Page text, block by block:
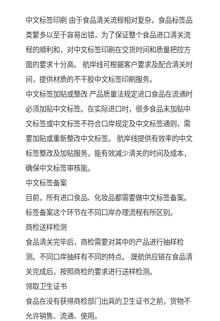
中文标签印刷 由于食品清关流程相对复杂，食品标签品
类繁多以至于容易出错，为了保证整个食品进口清关流
程的顺利和，对中文标签印刷在交货时间和质量把控方
面的要求十分高。 航岸线可根据客户要求及配合清关时
间，提供材质的不干胶中文标签印刷服务。
中文标签加贴或整改 产品质量法规定进口食品在流通时
必须加贴中文标签。在实际进口时，很多食品未加贴中
文标签或中文标签不符合口岸规定及中文标签通则，需
要加贴或重新整改中文标签。 航岸线提供有效率的中文
标签整改及加贴服务，能有效减少清关的时间及成本，
确保中文标签审核能。
中文标签备案
目前，所有进口食品、化妆品都需要做中文标签备案。
标签备案这个环节在不同口岸办理流程有所区别。
商检送样检测
食品清关完毕后，商检需要对其中的产品进行抽样检
测。不同口岸抽样有不同的特点。 晟航供应链在食品清
关完成后，按照商检的要求进行送样检测。
领取卫生证书
食品在没有获得商检部门出具的卫生证书之前，货物不
允许销售、流通、使用。